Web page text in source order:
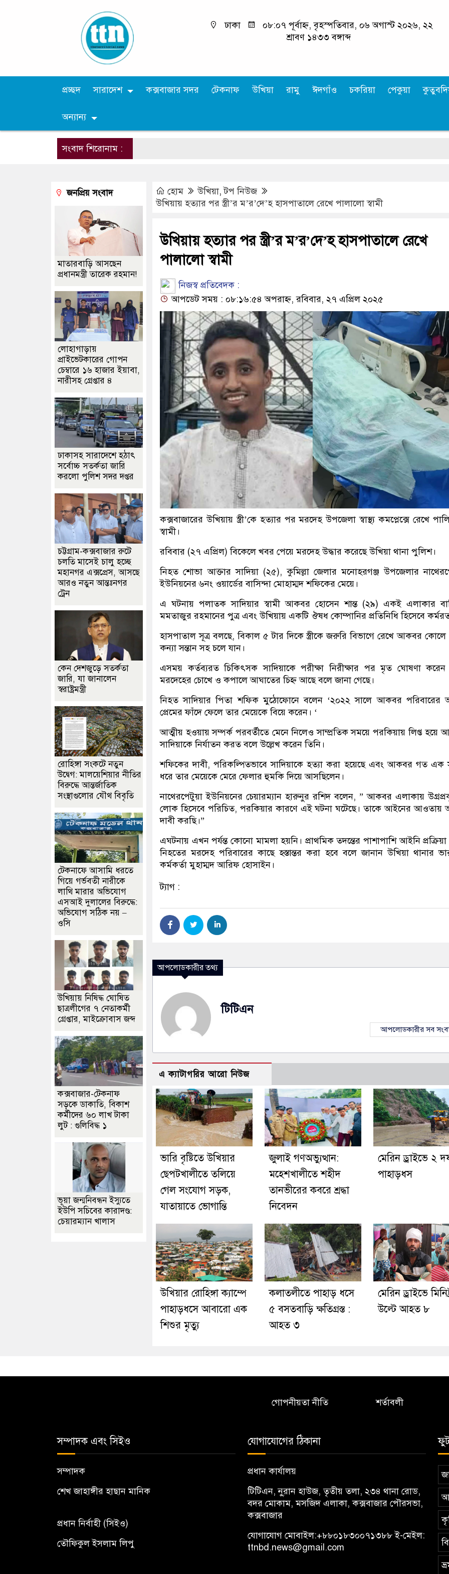
ঢাকা
০৮:০৭ পূর্বাহ্ন, বৃহস্পতিবার, ০৬ অগাস্ট ২০২৬, ২২
শ্রাবণ ১৪৩৩ বঙ্গাব্দ
প্রচ্ছদ সারাদেশ কক্সবাজার সদর টেকনাফ উখিয়া রামু ঈদগাঁও চকরিয়া পেকুয়া
অন্যান্য
সংবাদ শিরোনাম :
হোম উখিয়া,টপ নিউজ
উখিয়ায় হত্যার পর স্ত্রী’র ম’র’দে’হ হাসপাতালে রেখে পালালো স্বামী
উখিয়ায় হত্যার পর স্ত্রী’র ম’র’দে’হ হাসপাতালে রেখে
পালালো স্বামী
নিজস্ব প্রতিবেদক :
আপডেট সময় : ০৮:১৬:৫৪ অপরাহ্ন, রবিবার, ২৭ এপ্রিল ২০২৫
কক্সবাজারের উখিয়ায় স্ত্রী’কে হত্যার পর মরদেহ উপজেলা স্বাস্থ্য কমপ্লেক্সে রেখে
স্বামী।
রবিবার (২৭ এপ্রিল) বিকেলে খবর পেয়ে মরদেহ উদ্ধার করেছে উখিয়া থানা পুলিশ।
নিহত শোভা আক্তার সাদিয়া (২৫), কুমিল্লা জেলার মনোহরগঞ্জ উপজেলার
ইউনিয়নের ৬নং ওয়ার্ডের বাসিন্দা মোহাম্মদ শফিকের মেয়ে।
এ ঘটনায় পলাতক সাদিয়ার স্বামী আকবর হোসেন শান্ত (২৯) একই এলাকার
মমতাজুর রহমানের পুত্র এবং উখিয়ায় একটি ঔষধ কোম্পানির প্রতিনিধি হিসেবে
হাসপাতাল সূত্র বলছে, বিকাল ৫ টার দিকে স্ত্রীকে জরুরি বিভাগে রেখে আকবর কোলে
কন্যা সন্তান সহ চলে যান।
এসময় কর্তব্যরত চিকিৎসক সাদিয়াকে পরীক্ষা নিরীক্ষার পর মৃত ঘোষণা
মরদেহের চোখে ও কপালে আঘাতের চিহ্ন আছে বলে জানা গেছে।
নিহত সাদিয়ার পিতা শফিক মুঠোফোনে বলেন ‘২০২২ সালে আকবর পরিবারের
প্রেমের ফাঁদে ফেলে তার মেয়েকে বিয়ে করেন। ‘
আত্মীয় হওয়ায় সম্পর্ক পরবর্তীতে মেনে নিলেও সাম্প্রতিক সময়ে পরকিয়ায় লিপ্ত হয়ে
সাদিয়াকে নির্যাতন করত বলে উল্লেখ করেন তিনি।
শফিকের দাবী, পরিকল্পিতভাবে সাদিয়াকে হত্যা করা হয়েছে এবং আকবর গত এক
ধরে তার মেয়েকে মেরে ফেলার হুমকি দিয়ে আসছিলেন।
নাথেরপেটুয়া ইউনিয়নের চেয়ারম্যান হারুনুর রশিদ বলেন, ” আকবর এলাকায়
লোক হিসেবে পরিচিত, পরকিয়ার কারণে এই ঘটনা ঘটেছে। তাকে আইনের আওতায়
দাবী করছি।”
এঘটনায় এখন পর্যন্ত কোনো মামলা হয়নি। প্রাথমিক তদন্তের পাশাপাশি আইনি প্রক্রিয়া
নিহতের মরদেহ পরিবারের কাছে হস্তান্তর করা হবে বলে জানান উখিয়া থানার
কর্মকর্তা মুহাম্মদ আরিফ হোসাইন।
ট্যাগ :
আপলোডকারীর তথ্য
টিটিএন
আপলোডকারীর সব
এ ক্যাটাগরির আরো নিউজ
ভারি বৃষ্টিতে উখিয়ার
ছেপটখালীতে তলিয়ে
গেল সংযোগ সড়ক,
যাতায়াতে ভোগান্তি
জুলাই গণঅভ্যুত্থান:
মহেশখালীতে শহীদ
তানভীরের কবরে শ্রদ্ধা
নিবেদন
মেরিন ড্রাইভে ২
পাহাড়ধস
উখিয়ার রোহিঙ্গা ক্যাম্পে
পাহাড়ধসে আবারো এক
শিশুর মৃত্যু
কলাতলীতে পাহাড় ধসে
৫ বসতবাড়ি ক্ষতিগ্রস্ত :
আহত ৩
মেরিন ড্রাইভে
উল্টে আহত ৮
জনপ্রিয় সংবাদ
মাতারবাড়ি আসছেন
প্রধানমন্ত্রী তারেক রহমান!
লোহাগাড়ায়
প্রাইভেটকারের গোপন
চেম্বারে ১৬ হাজার ইয়াবা,
নারীসহ গ্রেপ্তার ৪
ঢাকাসহ সারাদেশে হঠাৎ
সর্বোচ্চ সতর্কতা জা‌রি
করলো পুলিশ সদর দপ্তর
চট্টগ্রাম-কক্সবাজার রুটে
চলতি মাসেই চালু হচ্ছে
মহানগর এক্সপ্রেস, আসছে
আরও নতুন আন্তঃনগর
ট্রেন
কেন দেশজুড়ে সতর্কতা
জারি, যা জানালেন
স্বরাষ্ট্রমন্ত্রী
রোহিঙ্গা সংকটে নতুন
উদ্বেগ: মালয়েশিয়ার নীতির
বিরুদ্ধে আন্তর্জাতিক
সংস্থাগুলোর যৌথ বিবৃতি
টেকনাফে আসামি ধরতে
গিয়ে গর্ভবতী নারীকে
লাথি মারার অভিযোগ
এসআই দুলালের বিরুদ্ধে:
অভিযোগ সঠিক নয় –
ওসি
উখিয়ায় নিষিদ্ধ ঘোষিত
ছাত্রলীগের ৭ নেতাকর্মী
গ্রেপ্তার, মাইক্রোবাস জব্দ
কক্সবাজার-টেকনাফ
সড়কে ডাকাতি, বিকাশ
কর্মীদের ৬০ লাখ টাকা
লুট : গুলিবিদ্ধ ১
ভূয়া জন্মনিবন্ধন ইস্যুতে
ইউপি সচিবের কারাদণ্ড:
চেয়ারম্যান খালাস
গোপনীয়তা নীতি শর্তাবলী
সম্পাদক এবং সিইও
সম্পাদক
শেখ জাহাঙ্গীর হাছান মানিক
প্রধান নির্বাহী (সিইও)
তৌফিকুল ইসলাম লিপু
যোগাযোগের ঠিকানা
প্রধান কার্যালয়
টিটিএন, নু্রান হাউজ, তৃতীয় তলা, ২৩৪ থানা রোড,
বদর মোকাম, মসজিদ এলাকা, কক্সবাজার পৌরসভা,
কক্সবাজার
যোগাযোগ মোবাইল:+৮৮০১৮৩০০৭১৩৮৮ই-মেইল:
ttnbd.news@gmail.com